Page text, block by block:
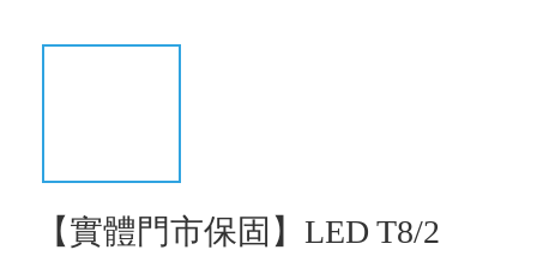
【實體門市保固】LED T8/2